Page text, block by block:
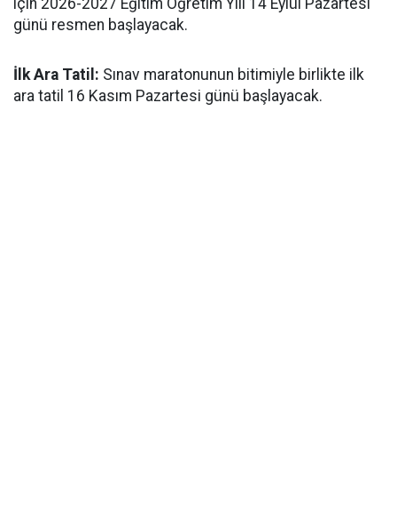
için 2026-2027 Eğitim Öğretim Yılı 14 Eylül Pazartesi
günü resmen başlayacak.
İlk Ara Tatil: Sınav maratonunun bitimiyle birlikte ilk
ara tatil 16 Kasım Pazartesi günü başlayacak.